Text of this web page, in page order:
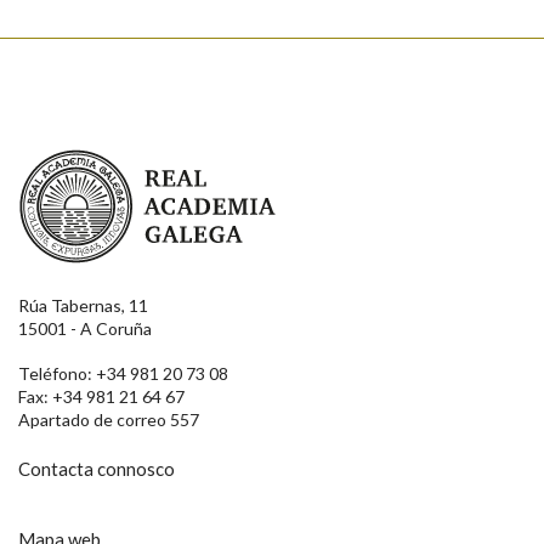
Real Academia Galega
Rúa Tabernas, 11
15001 - A Coruña
Teléfono: +34 981 20 73 08
Fax: +34 981 21 64 67
Apartado de correo 557
Contacta connosco
Mapa web